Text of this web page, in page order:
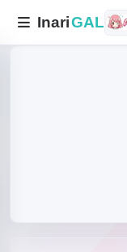
InariGAL